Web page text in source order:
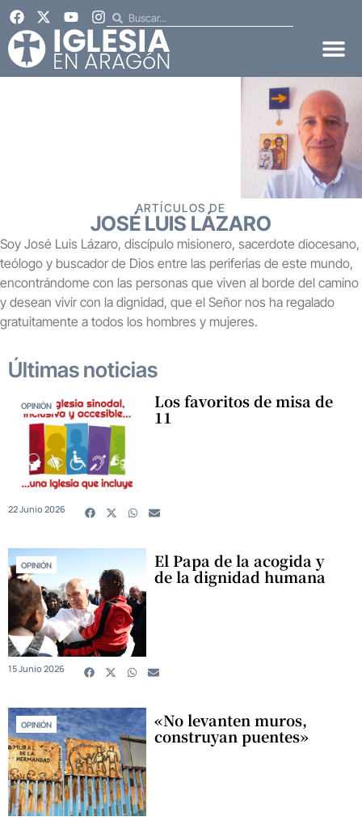
ARTÍCULOS DE
JOSÉ LUIS LÁZARO
Soy José Luis Lázaro, discípulo misionero, sacerdote diocesano,
teólogo y buscador de Dios entre las periferias de este mundo,
encontrándome con las personas que viven al borde del camino
y desean vivir con la dignidad, que el Señor nos ha regalado
gratuitamente a todos los hombres y mujeres.
Últimas noticias
OPINIÓN Los favoritos de misa de
11
22 Junio 2026
OPINIÓN El Papa de la acogida y
de la dignidad humana
15 Junio 2026
OPINIÓN «No levanten muros,
construyan puentes»